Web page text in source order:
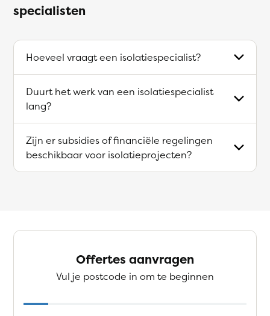
specialisten
Hoeveel vraagt een isolatiespecialist?
Duurt het werk van een isolatiespecialist
lang?
Zijn er subsidies of financiële regelingen
beschikbaar voor isolatieprojecten?
Offertes aanvragen
Vul je postcode in om te beginnen